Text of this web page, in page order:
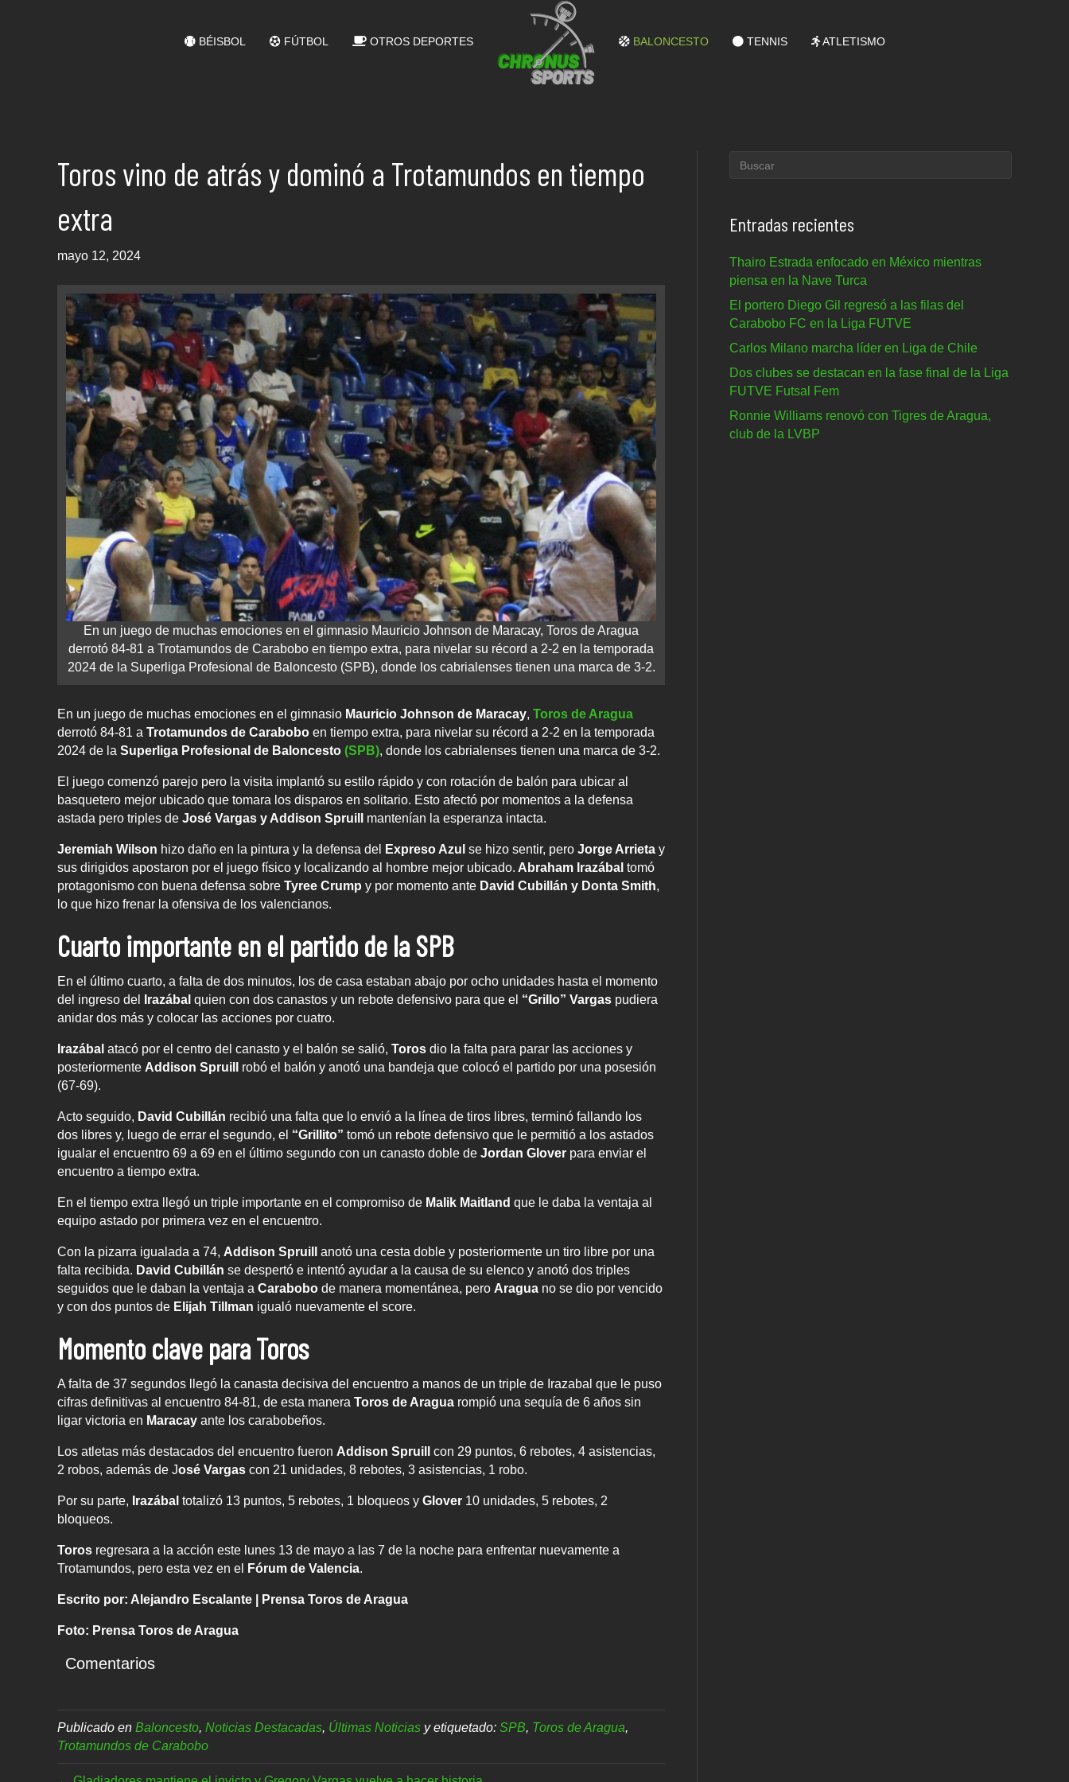
BÉISBOL FÚTBOL OTROS DEPORTES BALONCESTO TENNIS ATLETISMO
Toros vino de atrás y dominó a Trotamundos en tiempo
extra
mayo 12, 2024
En un juego de muchas emociones en el gimnasio Mauricio Johnson de Maracay, Toros de Aragua
derrotó 84-81 a Trotamundos de Carabobo en tiempo extra, para nivelar su récord a 2-2 en la temporada
2024 de la Superliga Profesional de Baloncesto (SPB), donde los cabrialenses tienen una marca de 3-2.
En un juego de muchas emociones en el gimnasio Mauricio Johnson de Maracay, Toros de Aragua
derrotó 84-81 a Trotamundos de Carabobo en tiempo extra, para nivelar su récord a 2-2 en la temporada
2024 de la Superliga Profesional de Baloncesto (SPB), donde los cabrialenses tienen una marca de 3-2.
El juego comenzó parejo pero la visita implantó su estilo rápido y con rotación de balón para ubicar al
basquetero mejor ubicado que tomara los disparos en solitario. Esto afectó por momentos a la defensa
astada pero triples de José Vargas y Addison Spruill mantenían la esperanza intacta.
Jeremiah Wilson hizo daño en la pintura y la defensa del Expreso Azul se hizo sentir, pero Jorge Arrieta y
sus dirigidos apostaron por el juego físico y localizando al hombre mejor ubicado. Abraham Irazábal tomó
protagonismo con buena defensa sobre Tyree Crump y por momento ante David Cubillán y Donta Smith,
lo que hizo frenar la ofensiva de los valencianos.
Cuarto importante en el partido de la SPB
En el último cuarto, a falta de dos minutos, los de casa estaban abajo por ocho unidades hasta el momento
del ingreso del
Irazábal quien con dos canastos y un rebote defensivo para que el “Grillo” Vargas pudiera
anidar dos más y colocar las acciones por cuatro.
Irazábal atacó por el centro del canasto y el balón se salió, Toros dio la falta para parar las acciones y
posteriormente Addison Spruill
robó el balón y anotó una bandeja que colocó el partido por una posesión
(67-69).
Acto seguido, David Cubillán recibió una falta que lo envió a la línea de tiros libres, terminó fallando los
dos libres y, luego de errar el segundo, el “Grillito” tomó un rebote defensivo que le permitió a los astados
igualar el encuentro 69 a 69 en el último segundo con un canasto doble de Jordan Glover para enviar el
encuentro a tiempo extra.
En el tiempo extra llegó un triple importante en el compromiso de Malik Maitland que le daba la ventaja al
equipo astado por primera vez en el encuentro.
Con la pizarra igualada a 74, Addison Spruill anotó una cesta doble y posteriormente un tiro libre por una
falta recibida. David Cubillán se despertó e intentó ayudar a la causa de su elenco y anotó dos triples
seguidos que le daban la ventaja a Carabobo de manera momentánea, pero Aragua no se dio por vencido
y con dos puntos de Elijah Tillman igualó nuevamente el score.
Momento clave para Toros
A falta de 37 segundos llegó la canasta decisiva del encuentro a manos de un triple de Irazabal que le puso
cifras definitivas al encuentro 84-81, de esta manera Toros de Aragua rompió una sequía de 6 años sin
ligar victoria en Maracay ante los carabobeños.
Los atletas más destacados del encuentro fueron Addison Spruill
con 29 puntos, 6 rebotes, 4 asistencias,
2 robos, además de José Vargas con 21 unidades, 8 rebotes, 3 asistencias, 1 robo.
Por su parte, Irazábal totalizó 13 puntos, 5 rebotes, 1 bloqueos y Glover 10 unidades, 5 rebotes, 2
bloqueos.
Toros regresara a la acción este lunes 13 de mayo a las 7 de la noche para enfrentar nuevamente a
Trotamundos, pero esta vez en el
Fórum de Valencia.
Escrito por: Alejandro Escalante | Prensa Toros de Aragua
Foto: Prensa Toros de Aragua
Comentarios
Publicado en Baloncesto, Noticias Destacadas, Últimas Noticias y etiquetado: SPB, Toros de Aragua,
Trotamundos de Carabobo
Entradas recientes
Thairo Estrada enfocado en México mientras
piensa en la Nave Turca
El portero Diego Gil regresó a las filas del
Carabobo FC en la Liga FUTVE
Carlos Milano marcha líder en Liga de Chile
Dos clubes se destacan en la fase final de la Liga
FUTVE Futsal Fem
Ronnie Williams renovó con Tigres de Aragua,
club de la LVBP